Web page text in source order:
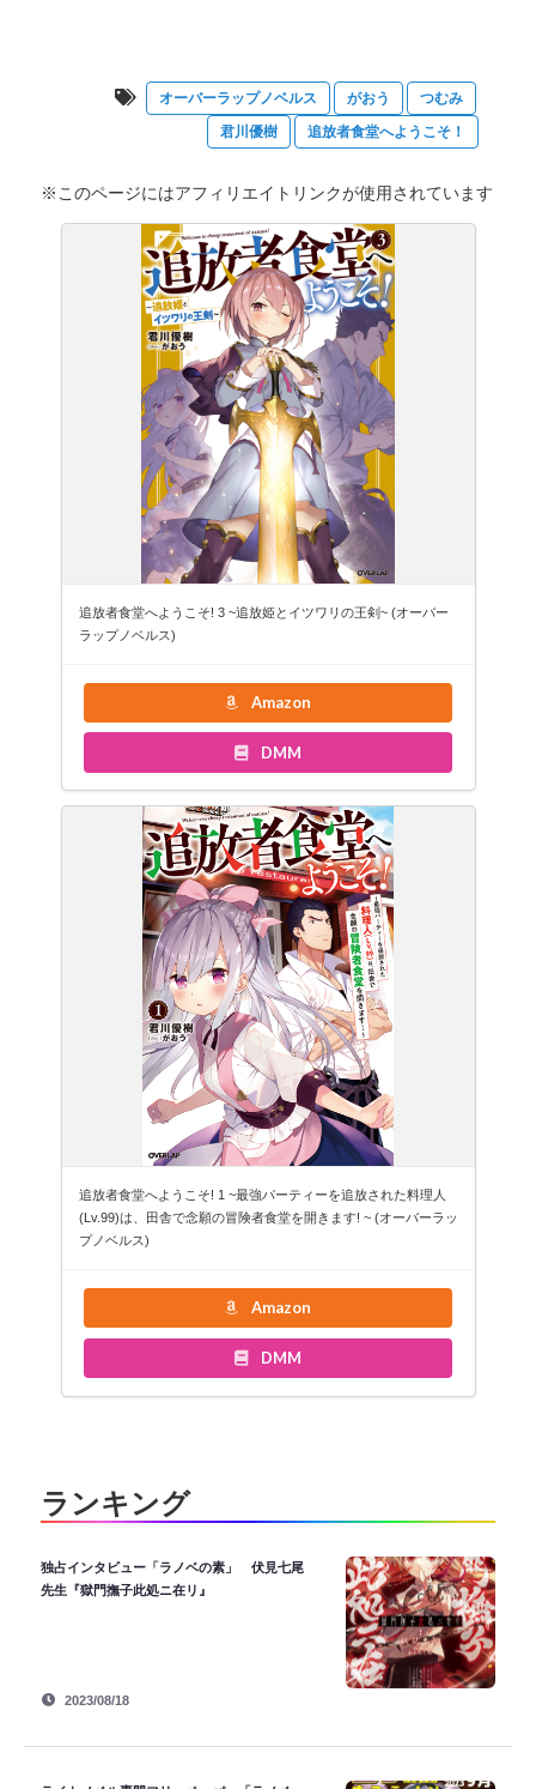
オーバーラップノベルス がおう
つむみ
君川優樹
追放者食堂へようこそ！
※このページにはアフィリエイトリンクが使用されています
追放者食堂へようこそ! 3 ~追放姫とイツワリの王剣~ (オーバー
ラップノベルス)
Amazon
DMM
追放者食堂へようこそ! 1 ~最強パーティーを追放された料理人
(Lv.99)は、田舎で念願の冒険者食堂を開きます! ~ (オーバーラッ
プノベルス)
Amazon
DMM
ランキング
独占インタビュー「ラノベの素」 伏見七尾
先生『獄門撫子此処ニ在リ』
2023/08/18